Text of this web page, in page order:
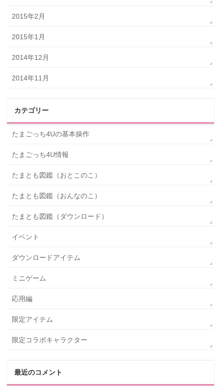
2015年2月
2015年1月
2014年12月
2014年11月
カテゴリー
たまごっち4Uの基本操作
たまごっち4U情報
たまとも図鑑（おとこのこ）
たまとも図鑑（おんなのこ）
たまとも図鑑（ダウンロード）
イベント
ダウンロードアイテム
ミニゲーム
応用編
限定アイテム
限定コラボキャラクター
最近のコメント